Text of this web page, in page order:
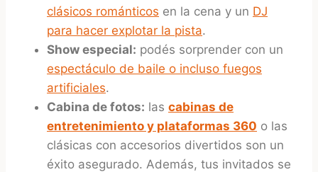
clásicos románticos en la cena y un DJ
para hacer explotar la pista.
Show especial: podés sorprender con un
espectáculo de baile o incluso fuegos
artificiales.
Cabina de fotos: las cabinas de
entretenimiento y plataformas 360 o las
clásicas con accesorios divertidos son un
éxito asegurado. Además, tus invitados se